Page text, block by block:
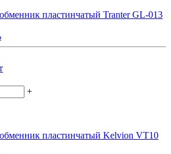
пластинчатый Tranter GL-013
+
пластинчатый Kelvion VT10